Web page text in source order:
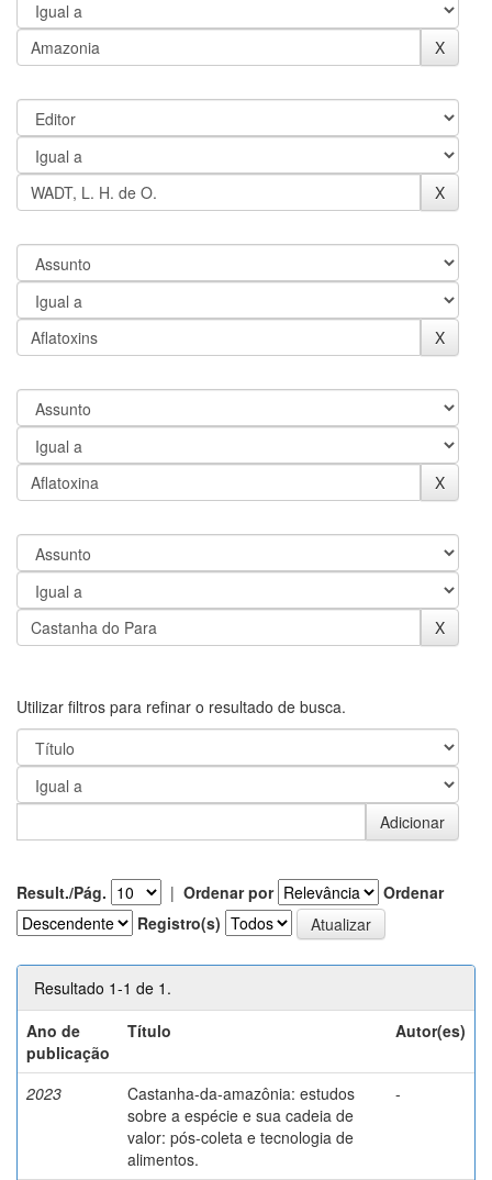
Utilizar filtros para refinar o resultado de busca.
Result./Pág. | Ordenar por
Ordenar
Registro(s)
Resultado 1-1 de 1.
Ano de
publicação
Título Autor(es)
2023
Castanha-da-amazônia: estudos
sobre a espécie e sua cadeia de
valor: pós-coleta e tecnologia de
alimentos.
-